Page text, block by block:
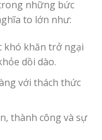
những bức
to lớn như:
khó khăn trở ngại
dồi dào.
với thách thức
thành công và sự